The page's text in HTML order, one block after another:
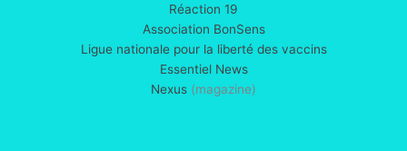
Réaction 19
Association BonSens
Ligue nationale pour la liberté des vaccins
Essentiel News
Nexus (magazine)